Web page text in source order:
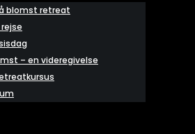
blomst retreat
– en videregivelse